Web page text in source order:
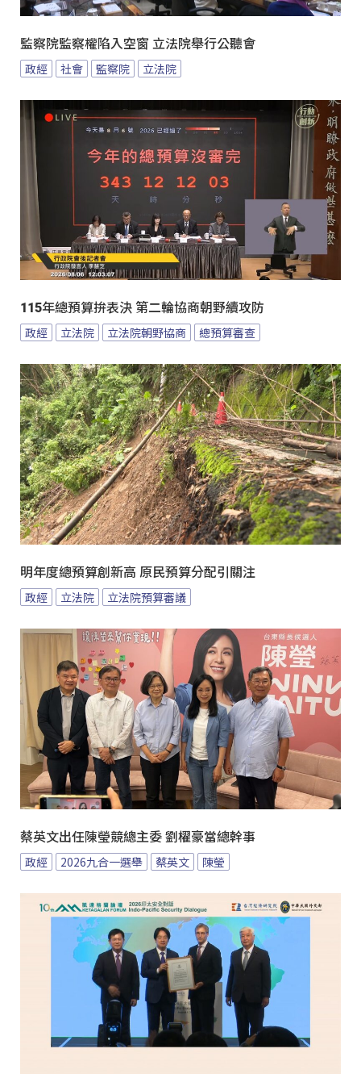
監察院監察權陷入空窗 立法院舉行公聽會
政經 社會 監察院 立法院
115年總預算拚表決 第二輪協商朝野續攻防
政經 立法院 立法院朝野協商 總預算審查
明年度總預算創新高 原民預算分配引關注
政經 立法院 立法院預算審議
蔡英文出任陳瑩競總主委 劉櫂豪當總幹事
政經 2026九合一選舉 蔡英文 陳瑩